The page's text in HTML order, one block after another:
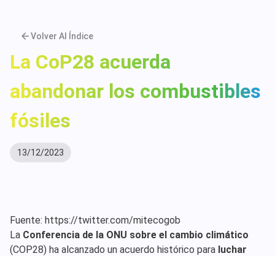
Volver Al Índice
La CoP28 acuerda
abandonar los combustibles
fósiles
13/12/2023
Fuente: https://twitter.com/mitecogob
La Conferencia de la ONU sobre el cambio climático
(COP28) ha alcanzado un acuerdo histórico para luchar